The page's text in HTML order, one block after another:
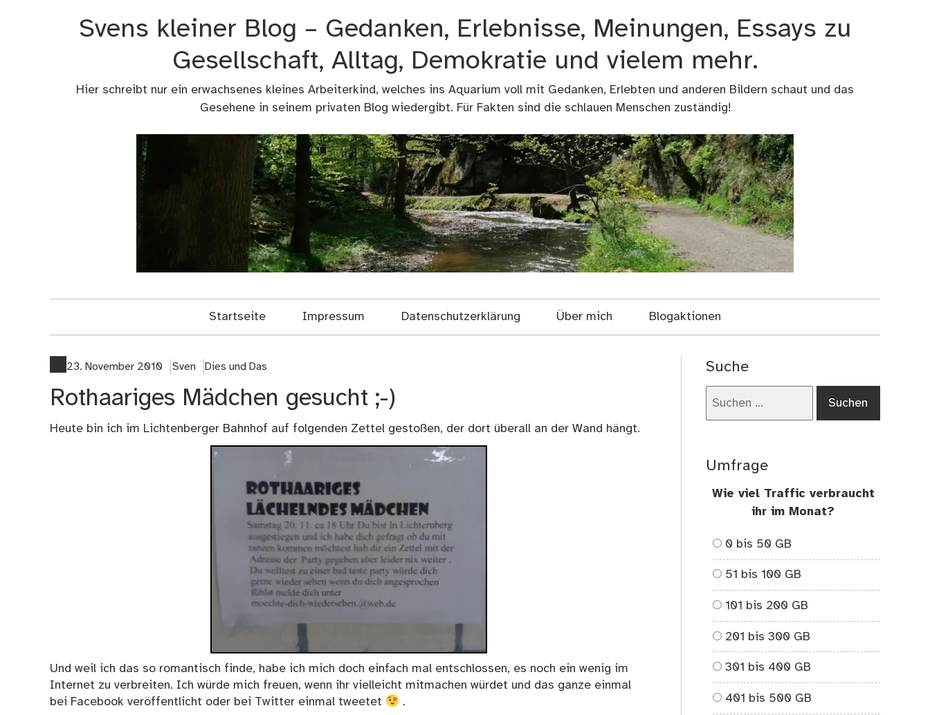
Svens kleiner Blog – Gedanken, Erlebnisse, Meinungen, Essays zu
Gesellschaft, Alltag, Demokratie und vielem mehr.
Hier schreibt nur ein erwachsenes kleines Arbeiterkind, welches ins Aquarium voll mit Gedanken, Erlebten und anderen Bildern schaut und das
Gesehene in seinem privaten Blog wiedergibt. Für Fakten sind die schlauen Menschen zuständig!
Startseite Impressum Datenschutzerklärung Über mich Blogaktionen
23. November 2010 Sven Dies und Das
Rothaariges Mädchen gesucht ;-)
Heute bin ich im Lichtenberger Bahnhof auf folgenden Zettel gestoßen, der dort überall an der Wand hängt.
Und weil ich das so romantisch finde, habe ich mich doch einfach mal entschlossen, es noch ein wenig im
Internet zu verbreiten. Ich würde mich freuen, wenn ihr vielleicht mitmachen würdet und das ganze einmal
bei Facebook veröffentlicht oder bei Twitter einmal tweetet
.
Suche
Umfrage
Wie viel Traffic verbraucht
ihr im Monat?
0 bis 50 GB
51 bis 100 GB
101 bis 200 GB
201 bis 300 GB
301 bis 400 GB
401 bis 500 GB